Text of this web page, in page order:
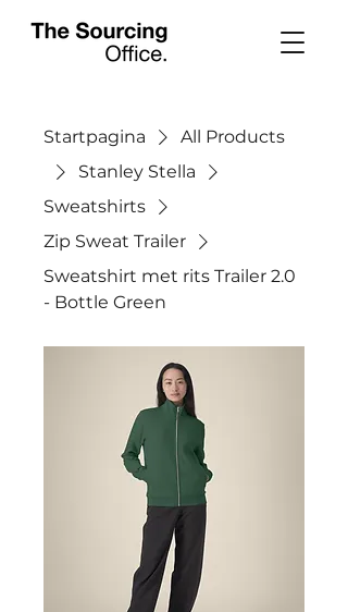
Startpagina
All Products
Stanley Stella
Sweatshirts
Zip Sweat Trailer
Sweatshirt met rits Trailer 2.0
- Bottle Green